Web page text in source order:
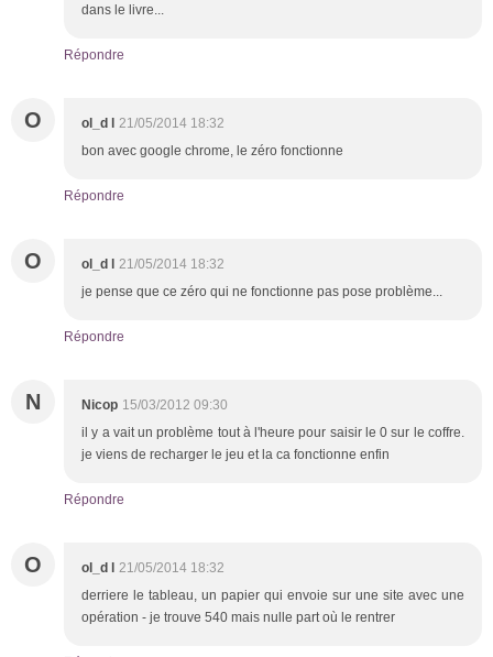
dans le livre...
Répondre
O ol_d l 21/05/2014 18:32
bon avec google chrome, le zéro fonctionne
Répondre
O ol_d l 21/05/2014 18:32
je pense que ce zéro qui ne fonctionne pas pose problème...
Répondre
N Nicop 15/03/2012 09:30
il y a vait un problème tout à l'heure pour saisir le 0 sur le coffre.
je viens de recharger le jeu et la ca fonctionne enfin
Répondre
O ol_d l 21/05/2014 18:32
derriere le tableau, un papier qui envoie sur une site avec une
opération - je trouve 540 mais nulle part où le rentrer